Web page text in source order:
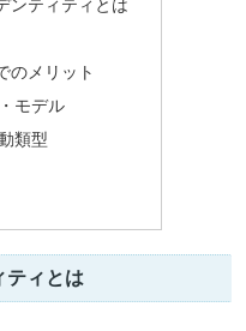
ンティティとは
のメリット
モデル
類型
ティとは